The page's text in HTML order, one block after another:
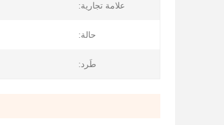
علامة تجارية:
حالة:
طَرد: